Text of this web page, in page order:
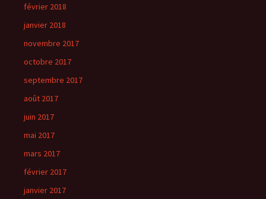
février 2018
janvier 2018
novembre 2017
octobre 2017
septembre 2017
août 2017
juin 2017
mai 2017
mars 2017
février 2017
janvier 2017